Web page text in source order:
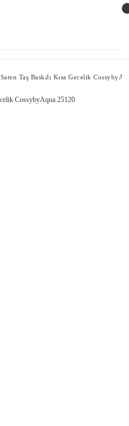
Saten Taş Baskılı Kısa Gecelik